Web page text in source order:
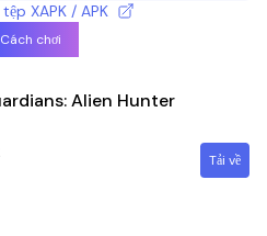
XAPK / APK
Cách chơi
Alien Hunter
Tải về